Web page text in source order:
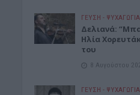
ΓΕΎΣΗ - ΨΥΧΑΓΩΓΊΑ
Δελιανά:
Ηλία
του
8 Αυγούστου
ΓΕΎΣΗ - ΨΥΧΑΓΩΓΊΑ